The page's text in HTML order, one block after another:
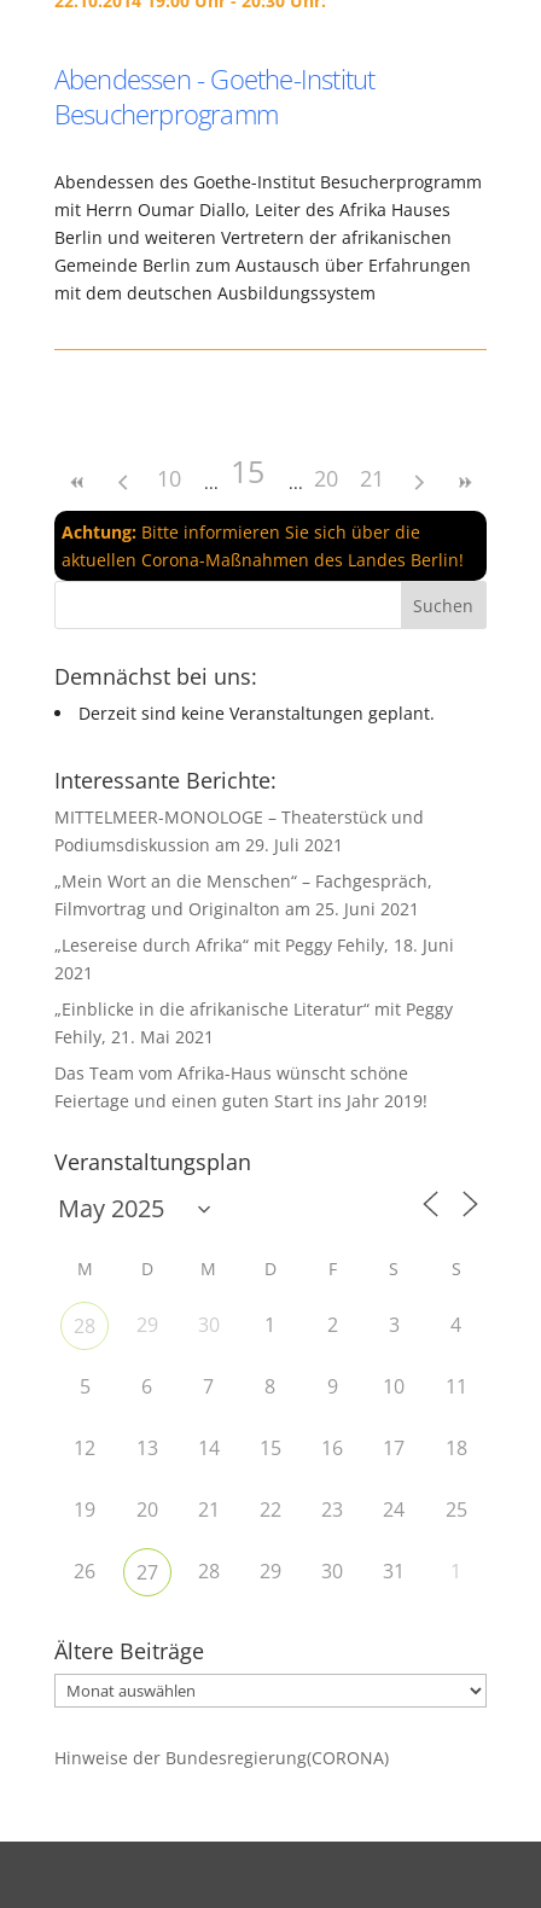
Abendessen - Goethe-Institut
Besucherprogramm
Abendessen des Goethe-Institut Besucherprogramm
mit Herrn Oumar Diallo, Leiter des Afrika Hauses
Berlin und weiteren Vertretern der afrikanischen
Gemeinde Berlin zum Austausch über Erfahrungen
mit dem deutschen Ausbildungssystem
10 15 20 21
Achtung:Bitte informieren Sie sich über die
aktuellen Corona-Maßnahmen des Landes Berlin!
Demnächst bei uns:
Derzeit sind keine Veranstaltungen geplant.
Interessante Berichte:
MITTELMEER-MONOLOGE – Theaterstück und
Podiumsdiskussion am 29. Juli 2021
„Mein Wort an die Menschen“ – Fachgespräch,
Filmvortrag und Originalton am 25. Juni 2021
„Lesereise durch Afrika“ mit Peggy Fehily, 18. Juni
2021
„Einblicke in die afrikanische Literatur“ mit Peggy
Fehily, 21. Mai 2021
Das Team vom Afrika-Haus wünscht schöne
Feiertage und einen guten Start ins Jahr 2019!
Veranstaltungsplan
M D M D F S S
28 29 30 1 2 3 4
5 6 7 8 9 10 11
12 13 14 15 16 17 18
19 20 21 22 23 24 25
26 27 28 29 30 31 1
Ältere Beiträge
Ältere
Beiträge
Hinweise der Bundesregierung(CORONA)